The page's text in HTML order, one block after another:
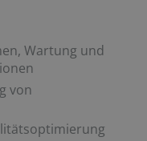
Wartung und
von